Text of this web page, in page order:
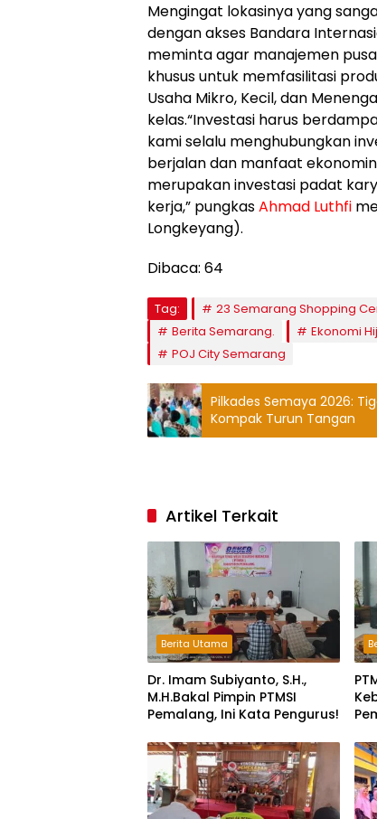
​Mengingat lokasinya yang
dengan akses Bandara
meminta agar manajemen
khusus untuk memfasilitasi
Usaha Mikro, Kecil, dan
kelas.“Investasi harus
kami selalu menghubungkan
berjalan dan manfaat
merupakan investasi padat
kerja,” pungkasAhmad Luthfi
Longkeyang).
Dibaca: 64
Tag: 23 Semarang Shopping
Berita Semarang.
Ekonomi
POJ City Semarang
Pilkades Semaya 2026:
Kompak Turun Tangan
Artikel Terkait
Berita Utama
Dr. Imam Subiyanto, S.H.,
M.H.Bakal Pimpin PTMSI
Pemalang, Ini Kata Pengurus!